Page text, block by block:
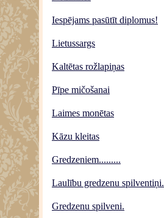
Iespējams pasūtīt diplomus!
Lietussargs
Kaltētas rožlapiņas
Pīpe mičošanai
Laimes monētas
Kāzu kleitas
Gredzeniem.........
Laulību gredzenu spilventiņi.
Gredzenu spilveni.